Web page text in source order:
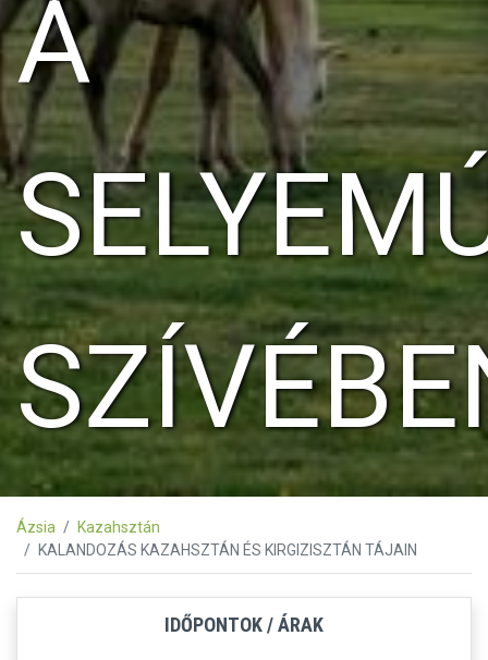
A
Ázsia
Kazahsztán
KALANDOZÁS KAZAHSZTÁN ÉS KIRGIZISZTÁN TÁJAIN
IDŐPONTOK / ÁRAK